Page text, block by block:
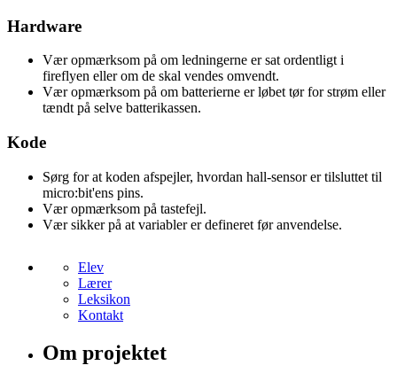
Hardware
Vær opmærksom på om ledningerne er sat ordentligt i
fireflyen eller om de skal vendes omvendt.
Vær opmærksom på om batterierne er løbet tør for strøm eller
tændt på selve batterikassen.
Kode
Sørg for at koden afspejler, hvordan hall-sensor er tilsluttet til
micro:bit'ens pins.
Vær opmærksom på tastefejl.
Vær sikker på at variabler er defineret før anvendelse.
Elev
Lærer
Leksikon
Kontakt
Om projektet